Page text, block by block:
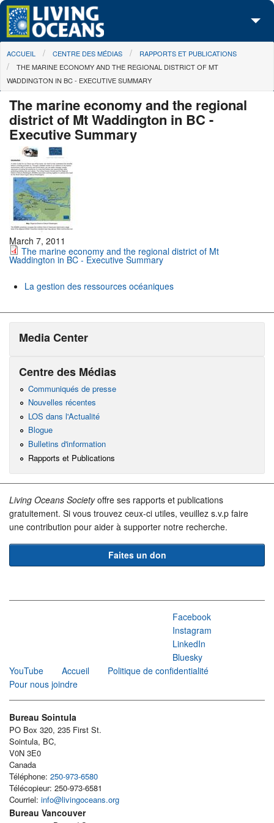
Skip to main content
À propos de nous
Nos campagnes
Centre des Médias
Les Cartes
Passez à l'action
You are here
ACCUEIL CENTRE DES MÉDIAS
RAPPORTS ET PUBLICATIONS
THE MARINE ECONOMY AND THE REGIONAL DISTRICT OF MT
WADDINGTON IN BC - EXECUTIVE SUMMARY
The marine economy and the regional
district of Mt Waddington in BC -
Executive Summary
March 7, 2011
The marine economy and the regional district of Mt
Waddington in BC - Executive Summary
La gestion des ressources océaniques
Media Center
Centre des Médias
Communiqués de presse
Nouvelles récentes
LOS dans l'Actualité
Blogue
Bulletins d'information
Rapports et Publications
Living Oceans Societyoffre ses rapports et publications
gratuitement. Si vous trouvez ceux-ci utiles, veuillez s.v.p faire
une contribution pour aider à supporter notre recherche.
Faites un don
Facebook
Instagram
LinkedIn
Bluesky
YouTube
Accueil
Politique de confidentialité
Pour nous joindre
Bureau Sointula
PO Box 320, 235 First St.
Sointula, BC,
V0N 3E0
Canada
Téléphone: 250-973-6580
Télécopieur: 250-973-6581
Courriel: info@livingoceans.org
Bureau Vancouver